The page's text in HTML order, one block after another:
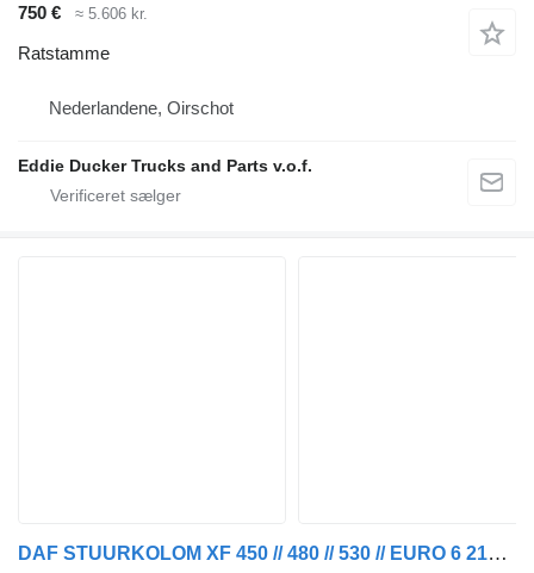
750 € ≈ 5.606 kr.
Ratstamme
Nederlandene, Oirschot
Eddie Ducker Trucks and Parts v.o.f.
DAF STUURKOLOM XF 450 // 480 // 530 // EURO 6 2121965 ratstamme til lastbil